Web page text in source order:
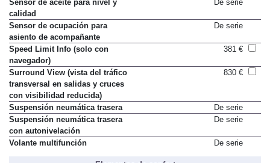
Sensor de aceite para nivel y
calidad
De serie
Sensor de ocupación para
asiento de acompañante
De serie
Speed Limit Info (solo con
navegador)
381 €
Surround View (vista del tráfico
transversal en salidas y cruces
con visibilidad reducida)
830 €
Suspensión neumática trasera
De serie
Suspensión neumática trasera
con autonivelación
De serie
Volante multifunción De serie